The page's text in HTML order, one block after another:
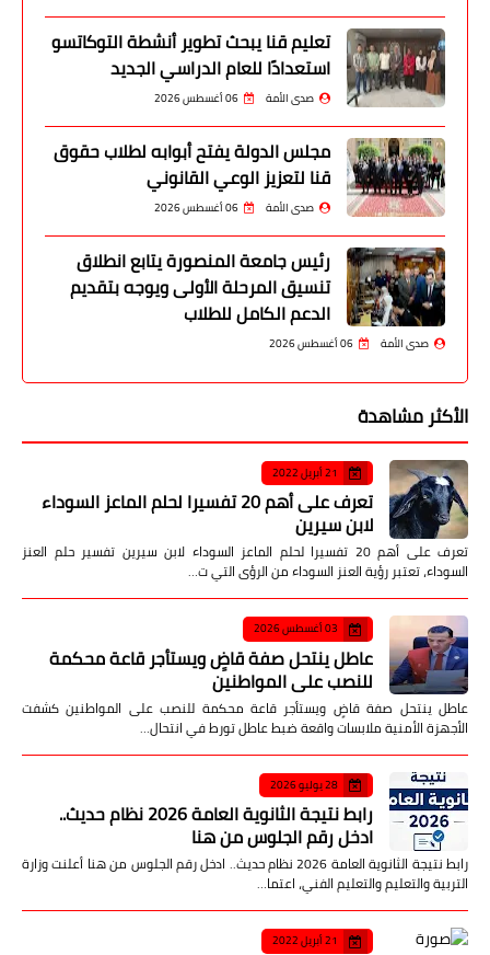
تعليم قنا يبحث تطوير أنشطة التوكاتسو
استعدادًا للعام الدراسي الجديد
صدى الأمة 06 أغسطس 2026
مجلس الدولة يفتح أبوابه لطلاب حقوق
قنا لتعزيز الوعي القانوني
صدى الأمة 06 أغسطس 2026
رئيس جامعة المنصورة يتابع انطلاق
تنسيق المرحلة الأولى ويوجه بتقديم
الدعم الكامل للطلاب
صدى الأمة 06 أغسطس 2026
الأكثر مشاهدة
21 أبريل 2022
تعرف على أهم 20 تفسيرا لحلم الماعز السوداء
لابن سيرين
تعرف على أهم 20 تفسيرا لحلم الماعز السوداء لابن سيرين تفسير حلم العنز
السوداء، تعتبر رؤية العنز السوداء من الرؤى التي ت…
03 أغسطس 2026
عاطل ينتحل صفة قاضٍ ويستأجر قاعة محكمة
للنصب على المواطنين
عاطل ينتحل صفة قاضٍ ويستأجر قاعة محكمة للنصب على المواطنين كشفت
الأجهزة الأمنية ملابسات واقعة ضبط عاطل تورط في انتحال…
28 يوليو 2026
رابط نتيجة الثانوية العامة 2026 نظام حديث..
ادخل رقم الجلوس من هنا
رابط نتيجة الثانوية العامة 2026 نظام حديث.. ادخل رقم الجلوس من هنا أعلنت وزارة
التربية والتعليم والتعليم الفني، اعتما…
21 أبريل 2022